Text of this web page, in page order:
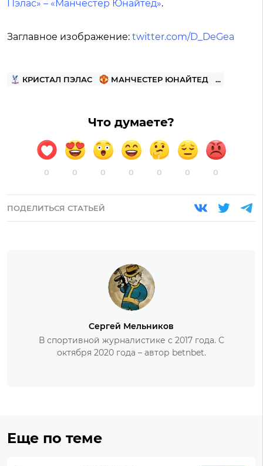
Пэлас» – «Манчестер Юнайтед».
Заглавное изображение: twitter.com/D_DeGea
КРИСТАЛ ПЭЛАС МАНЧЕСТЕР ЮНАЙТЕД ...
Что думаете?
0 0 0 0 0 0 0
ПОДЕЛИТЬСЯ СТАТЬЕЙ
Сергей Мельников
В спортивной журналистике с 2017 года. С
октября 2020 года – автор betnbet.
Еще по теме